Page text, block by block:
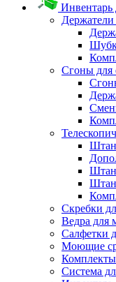
Инвентарь
Сгоны для
Скребки
Ведра для
Салфетки
Моющие
Система